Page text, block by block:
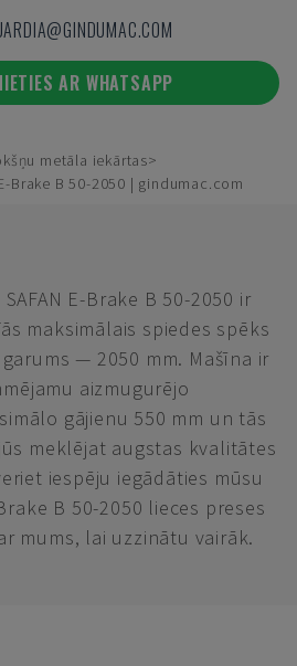
AR WHATSAPP
metāla iekārtas
Brake B 50-2050 | gindumac.com
E-Brake B 50-2050 ir
maksimālais spiedes spēks
— 2050 mm. Mašīna ir
aizmugurējo
gājienu 550 mm un tās
meklējat augstas kvalitātes
iespēju iegādāties mūsu
B 50-2050 lieces preses
mums, lai uzzinātu vairāk.